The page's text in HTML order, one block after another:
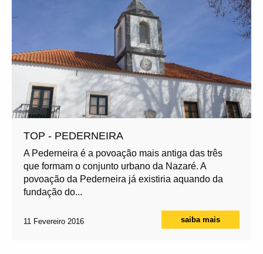
TOP - PEDERNEIRA
A Pederneira é a povoação mais antiga das três
que formam o conjunto urbano da Nazaré. A
povoação da Pederneira já existiria aquando da
fundação do...
11 Fevereiro 2016 saiba mais